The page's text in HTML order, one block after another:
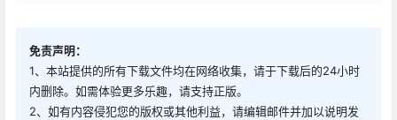
免责声明：
1、本站提供的所有下载文件均在网络收集，请于下载后的24小时
内删除。如需体验更多乐趣，请支持正版。
2、如有内容侵犯您的版权或其他利益，请编辑邮件并加以说明发